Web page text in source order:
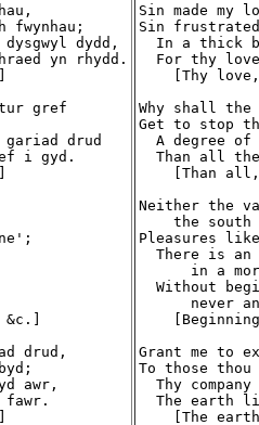
fwynhau;
dydd,
yn rhydd.
gref
gariad drud
i gyd.
drud,
awr,
fawr.
Sin made my
Sin
In a thick
For thy
[Thy
Why shall
Get to stop
A degree of
Than all
[Than
Neither the
the south
Pleasures
There is an
in a
Without
never
Grant me to
To those
Thy company
The earth